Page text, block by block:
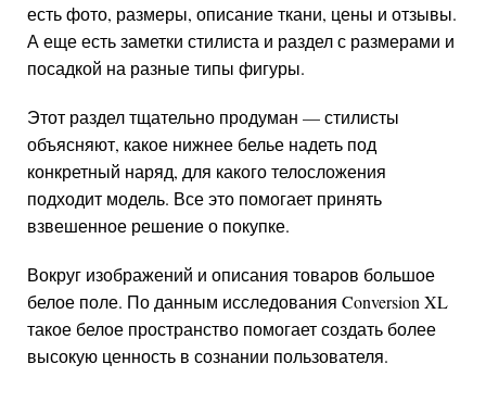
есть фото, размеры, описание ткани, цены и отзывы.
А еще есть заметки стилиста и раздел с размерами и
посадкой на разные типы фигуры.
Этот раздел тщательно продуман — стилисты
объясняют, какое нижнее белье надеть под
конкретный наряд, для какого телосложения
подходит модель. Все это помогает принять
взвешенное решение о покупке.
Вокруг изображений и описания товаров большое
белое поле. По данным исследования Conversion XL
такое белое пространство помогает создать более
высокую ценность в сознании пользователя.